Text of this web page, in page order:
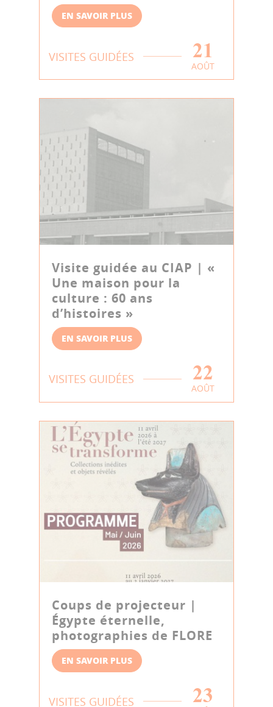
EN SAVOIR PLUS
VISITES GUIDÉES 21
AOÛT
Visite guidée au CIAP | «
Une maison pour la
culture : 60 ans
d’histoires »
EN SAVOIR PLUS
VISITES GUIDÉES 22
AOÛT
Coups de projecteur |
Égypte éternelle,
photographies de FLORE
EN SAVOIR PLUS
VISITES GUIDÉES 23